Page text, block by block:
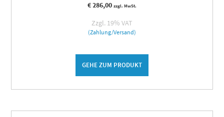
€286,00 zzgl. MwSt.
Zzgl. 19% VAT
(Zahlung/Versand)
GEHE ZUM PRODUKT